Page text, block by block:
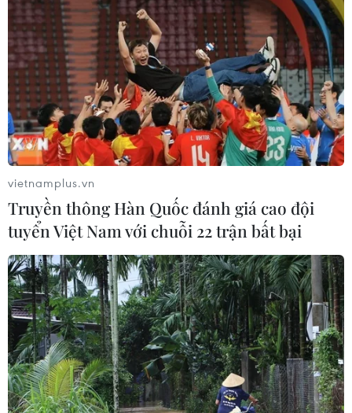
26/06/2017 01:36
Bộ trưởng Bộ Nội vụ Lê Vĩnh Tân cho biết 14 bộ, ngành,
22 tỉnh, thành sẽ thực hiện thí điểm đổi mới cách tuyển
chọn lãnh đạo, quản lý cấp vụ, cấp sở, cấp phòng.
Thứ trưởng Bộ Nội vụ: Có rất nhiều sai
phạm trong bổ nhiệm cán bộ
vietnamplus.vn
Truyền thông Hàn Quốc đánh giá cao đội
tuyển Việt Nam với chuỗi 22 trận bất bại